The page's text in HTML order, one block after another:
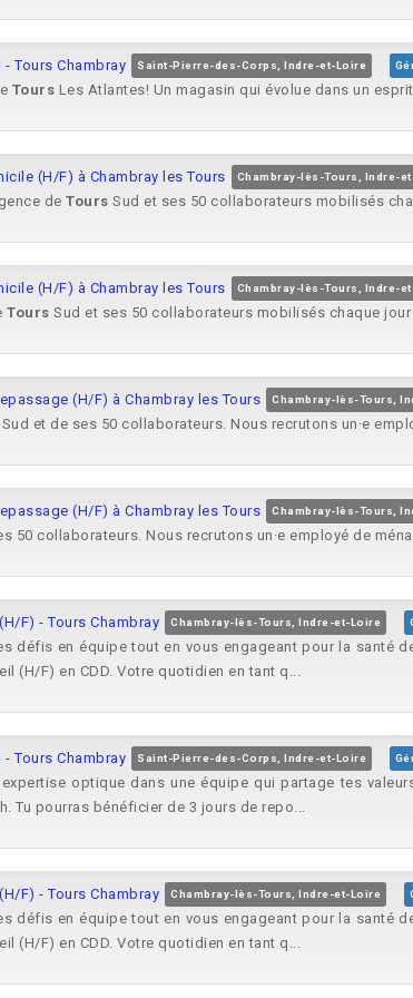
Tours Chambray Saint-Pierre-des-Corps, Indre-et-Loire
Tours Les Atlantes! Un magasin qui évolue dans un
(H/F) à Chambray les Tours Chambray-lès-Tours, Indre-
de Tours Sud et ses 50 collaborateurs mobilisés
(H/F) à Chambray les Tours Chambray-lès-Tours, Indre-
Tours Sud et ses 50 collaborateurs mobilisés chaque
(H/F) à Chambray les Tours Chambray-lès-Tours,
Sud et de ses 50 collaborateurs. Nous recrutons un·e
(H/F) à Chambray les Tours Chambray-lès-Tours,
50 collaborateurs. Nous recrutons un·e employé de
F) - Tours Chambray Chambray-lès-Tours, Indre-et-Loire
défis en équipe tout en vous engageant pour la santé
(H/F) en CDD. Votre quotidien en tant q...
Tours Chambray Saint-Pierre-des-Corps, Indre-et-Loire
optique dans une équipe qui partage tes
Tu pourras bénéficier de 3 jours de repo...
F) - Tours Chambray Chambray-lès-Tours, Indre-et-Loire
défis en équipe tout en vous engageant pour la santé
(H/F) en CDD. Votre quotidien en tant q...